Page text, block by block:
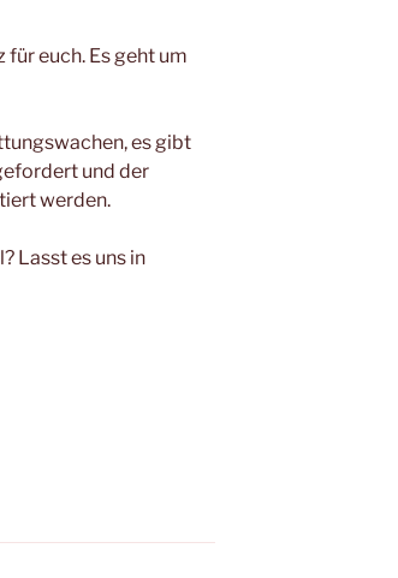
für euch. Es geht um
es gibt
und der
werden.
Lasst es uns in